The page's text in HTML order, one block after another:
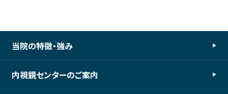
当院の特徴・強み
内視鏡センターのご案内